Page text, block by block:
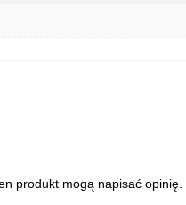
produkt mogą napisać opinię.